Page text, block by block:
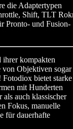
die Adaptertypen
Shift, TLT
Pronto- und Fusion-
ihrer kompakten
von Objektiven sogar
bietet starke
mit Hunderten
auch klassischer
Fokus, manuelle
für dauerhafte